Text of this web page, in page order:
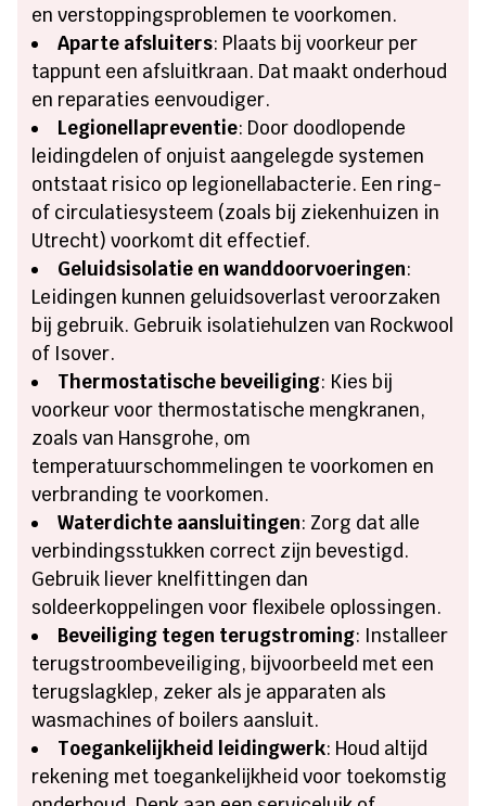
en verstoppingsproblemen te voorkomen.
Aparte afsluiters: Plaats bij voorkeur per
tappunt een afsluitkraan. Dat maakt onderhoud
en reparaties eenvoudiger.
Legionellapreventie: Door doodlopende
leidingdelen of onjuist aangelegde systemen
ontstaat risico op legionellabacterie. Een ring-
of circulatiesysteem (zoals bij ziekenhuizen in
Utrecht) voorkomt dit effectief.
Geluidsisolatie en wanddoorvoeringen:
Leidingen kunnen geluidsoverlast veroorzaken
bij gebruik. Gebruik isolatiehulzen van Rockwool
of Isover.
Thermostatische beveiliging: Kies bij
voorkeur voor thermostatische mengkranen,
zoals van Hansgrohe, om
temperatuurschommelingen te voorkomen en
verbranding te voorkomen.
Waterdichte aansluitingen: Zorg dat alle
verbindingsstukken correct zijn bevestigd.
Gebruik liever knelfittingen dan
soldeerkoppelingen voor flexibele oplossingen.
Beveiliging tegen terugstroming: Installeer
terugstroombeveiliging, bijvoorbeeld met een
terugslagklep, zeker als je apparaten als
wasmachines of boilers aansluit.
Toegankelijkheid leidingwerk: Houd altijd
rekening met toegankelijkheid voor toekomstig